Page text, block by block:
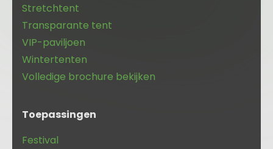
Stretchtent
Transparante tent
VIP-paviljoen
Wintertenten
Volledige brochure bekijken
Toepassingen
Festival